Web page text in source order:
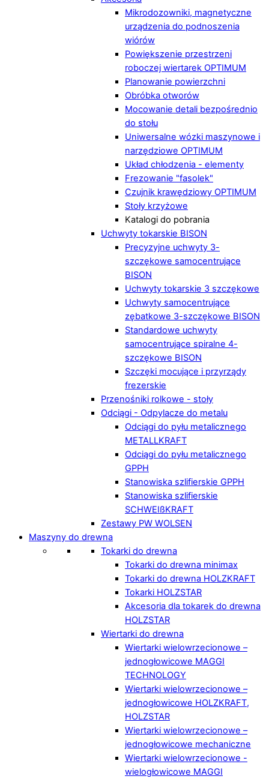
Mikrodozowniki, magnetyczne
urządzenia do podnoszenia
wiórów
Powiększenie przestrzeni
roboczej wiertarek OPTIMUM
Planowanie powierzchni
Obróbka otworów
Mocowanie detali bezpośrednio
do stołu
Uniwersalne wózki maszynowe i
narzędziowe OPTIMUM
Układ chłodzenia - elementy
Frezowanie "fasolek"
Czujnik krawędziowy OPTIMUM
Stoły krzyżowe
Katalogi do pobrania
Uchwyty tokarskie BISON
Precyzyjne uchwyty 3-
szczękowe samocentrujące
BISON
Uchwyty tokarskie 3 szczękowe
Uchwyty samocentrujące
zębatkowe 3-szczękowe BISON
Standardowe uchwyty
samocentrujące spiralne 4-
szczękowe BISON
Szczęki mocujące i przyrządy
frezerskie
Przenośniki rolkowe - stoły
Odciągi - Odpylacze do metalu
Odciągi do pyłu metalicznego
METALLKRAFT
Odciągi do pyłu metalicznego
GPPH
Stanowiska szlifierskie GPPH
Stanowiska szlifierskie
SCHWEIßKRAFT
Zestawy PW WOLSEN
Maszyny do drewna
Tokarki do drewna
Tokarki do drewna minimax
Tokarki do drewna HOLZKRAFT
Tokarki HOLZSTAR
Akcesoria dla tokarek do drewna
HOLZSTAR
Wiertarki do drewna
Wiertarki wielowrzecionowe –
jednogłowicowe MAGGI
TECHNOLOGY
Wiertarki wielowrzecionowe –
jednogłowicowe HOLZKRAFT,
HOLZSTAR
Wiertarki wielowrzecionowe –
jednogłowicowe mechaniczne
Wiertarki wielowrzecionowe -
wielogłowicowe MAGGI